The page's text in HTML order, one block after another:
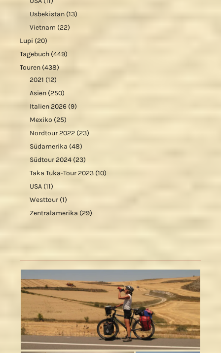
Usbekistan (13)
Vietnam (22)
Lupi (20)
Tagebuch (449)
Touren (438)
2021 (12)
Asien (250)
Italien 2026 (9)
Mexiko (25)
Nordtour 2022 (23)
Südamerika (48)
Südtour 2024 (23)
Taka Tuka-Tour 2023 (10)
USA (11)
Westtour (1)
Zentralamerika (29)